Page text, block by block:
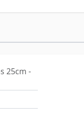
25cm -